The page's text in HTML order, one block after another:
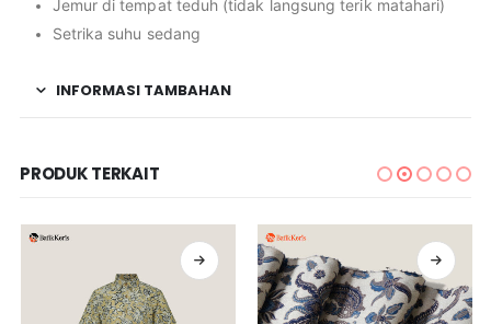
Jemur di tempat teduh (tidak langsung terik matahari)
Setrika suhu sedang
INFORMASI TAMBAHAN
PRODUK TERKAIT